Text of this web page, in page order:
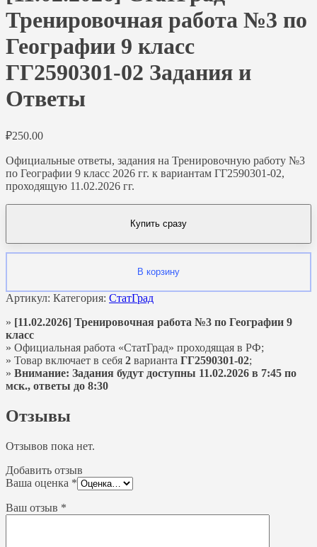
Тренировочная работа №3 по
Географии 9 класс
ГГ2590301-02 Задания и
Ответы
₽250.00
Официальные ответы, задания на Тренировочную работу №3
по Географии 9 класс 2026 гг. к вариантам ГГ2590301-02,
проходящую 11.02.2026 гг.
Купить сразу
В корзину
Артикул: Категория: СтатГрад
» [11.02.2026] Тренировочная работа №3 по Географии 9
класс
» Официальная работа «СтатГрад» проходящая в РФ;
» Товар включает в себя 2 варианта ГГ2590301-02;
» Внимание: Задания будут доступны 11.02.2026 в 7:45 по
мск., ответы до 8:30
Отзывы
Отзывов пока нет.
Добавить отзыв
Ваша оценка *
Ваш отзыв *